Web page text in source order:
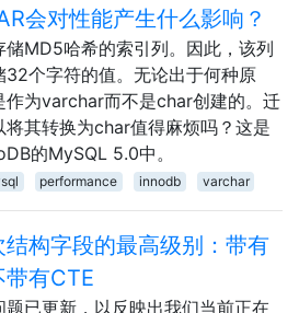
会对性能产生什么影响？
储MD5哈希的索引列。因此，该列
32个字符的值。无论出于何种原
作为varchar而不是char创建的。迁
将其转换为char值得麻烦吗？这是
的MySQL 5.0中。
performance innodb varchar
结构字段的最高级别：带有
带有CTE
题已更新，以反映出我们当前正在